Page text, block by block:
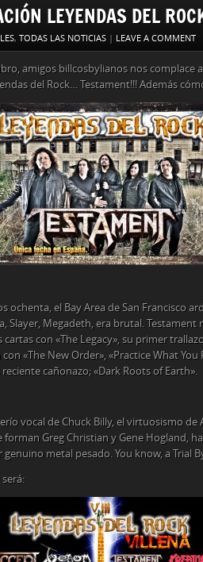
LEYENDAS DEL
, TODAS LAS NOTICIAS | LEAVE A COMMENT
amigos billcosbylianos nos complace
del Rock… Testament!!! Además
ochenta, el Bay Area de San Francisco
Slayer, Megadeth, era brutal.
con «The Legacy», su primer
«The New Order», «Practice What You
cañonazo; «Dark Roots of Earth».
vocal de Chuck Billy, el virtuosismo de
Greg Christian y Gene Hogland,
metal pesado. You know, a Trial